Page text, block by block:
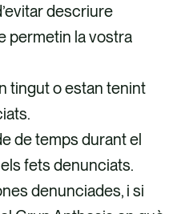
descriure
permetin la vostra
tingut o estan tenint
de temps durant el
fets denunciats.
denunciades, i si